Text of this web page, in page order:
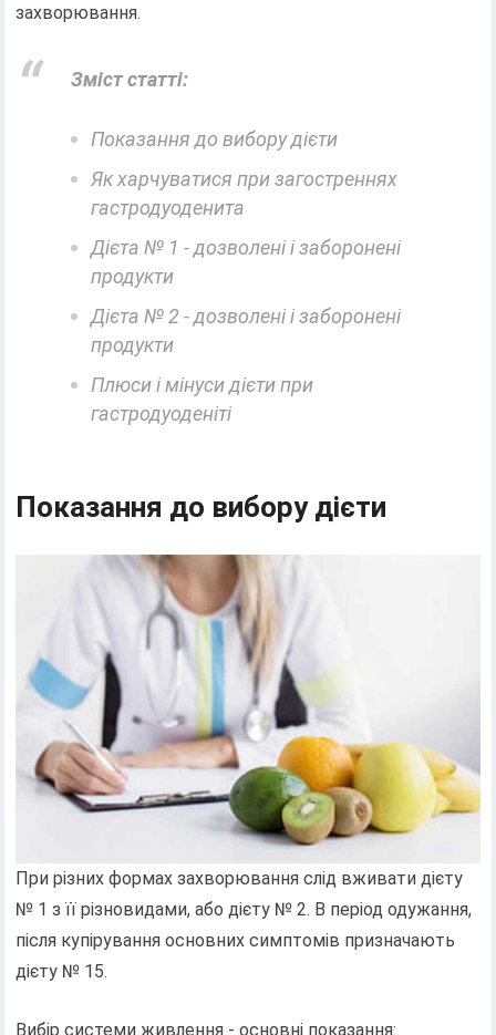
захворювання.
Зміст статті:
Показання до вибору дієти
Як харчуватися при загостреннях
гастродуоденита
Дієта № 1 - дозволені і заборонені
продукти
Дієта № 2 - дозволені і заборонені
продукти
Плюси і мінуси дієти при
гастродуоденіті
Показання до вибору дієти
При різних формах захворювання слід вживати дієту
№ 1 з її різновидами, або дієту № 2. В період одужання,
після купірування основних симптомів призначають
дієту № 15.
Вибір системи живлення - основні показання: